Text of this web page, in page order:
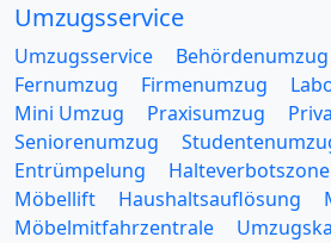
Umzugsservice
Umzugsservice Behördenumzug
Fernumzug
Firmenumzug
Mini Umzug
Praxisumzug
Seniorenumzug
Entrümpelung
Halteverbotszone
Möbellift
Haushaltsauflösung
Möbelmitfahrzentrale